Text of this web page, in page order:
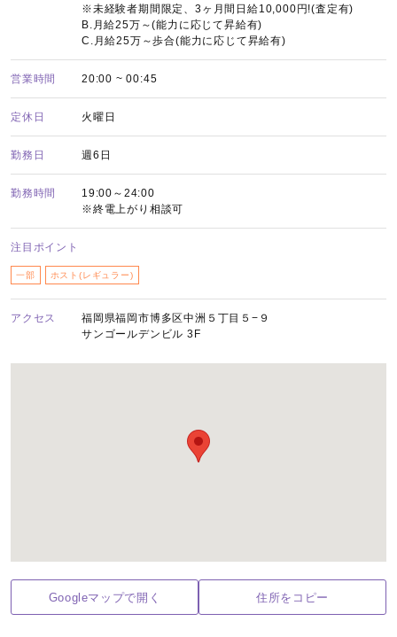
※未経験者期間限定、3ヶ月間日給10,000円!(査定有)
B.月給25万～(能力に応じて昇給有)
C.月給25万～歩合(能力に応じて昇給有)
営業時間 20:00 ~ 00:45
定休日 火曜日
勤務日 週6日
勤務時間
19:00～24:00
※終電上がり相談可
注目ポイント
一部 ホスト(レギュラー)
アクセス
福岡県福岡市博多区中洲５丁目５−９
サンゴールデンビル 3F
Googleマップで開く 住所をコピー